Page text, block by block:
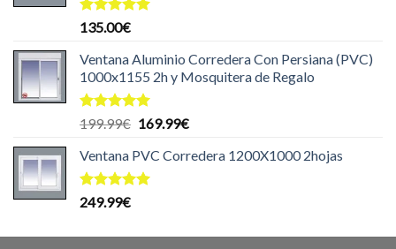
Valorado
de 5
135.00€
Ventana Aluminio Corredera Con Persiana (PVC)
1000x1155 2h y Mosquitera de Regalo
Valorado
de 5
199.99€ El
original
era:
169.99€El
actual
Ventana PVC Corredera 1200X1000 2hojas
Valorado
249.99€